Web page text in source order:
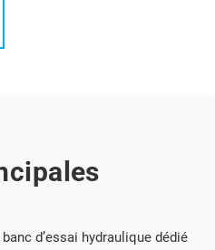
d’essai hydraulique dédié